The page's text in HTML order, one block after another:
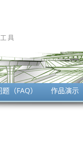
具
（FAQ） 作品演示